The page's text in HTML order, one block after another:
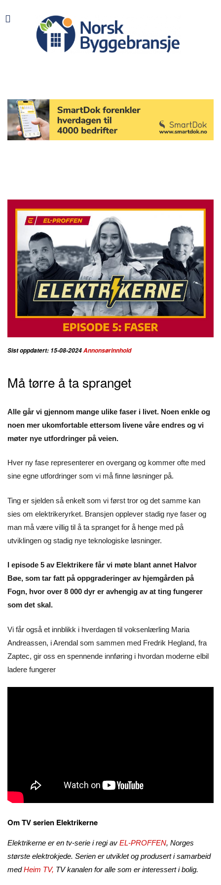
Sist oppdatert: 15-08-2024Annonsørinnhold
Må tørre å ta spranget
Alle går vi gjennom mange ulike faser i livet. Noen enkle og
noen mer ukomfortable ettersom livene våre endres og vi
møter nye utfordringer på veien.
Hver ny fase representerer en overgang og kommer ofte med
sine egne utfordringer som vi må finne løsninger på.
Ting er sjelden så enkelt som vi først tror og det samme kan
sies om elektrikeryrket. Bransjen opplever stadig nye faser og
man må være villig til å ta spranget for å henge med på
utviklingen og stadig nye teknologiske løsninger.
I episode 5 av Elektrikere får vi møte blant annet Halvor
Bøe, som tar fatt på oppgraderinger av hjemgården på
Fogn, hvor over 8 000 dyr er avhengig av at ting fungerer
som det skal.
Vi får også et innblikk i hverdagen til voksenlærling Maria
Andreassen, i Arendal som sammen med Fredrik Hegland, fra
Zaptec, gir oss en spennende innføring i hvordan moderne elbil
ladere fungerer
Om TV serien Elektrikerne
Elektrikerne er en tv-serie i regi av EL-PROFFEN, Norges
største elektrokjede. Serien er utviklet og produsert i samarbeid
medHeim TV, TV kanalen for alle som er interessert i bolig.